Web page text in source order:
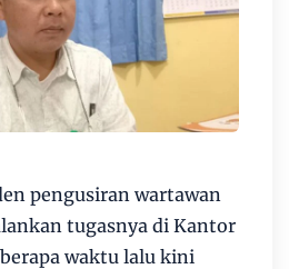
pengusiran wartawan
tugasnya di Kantor
waktu lalu kini